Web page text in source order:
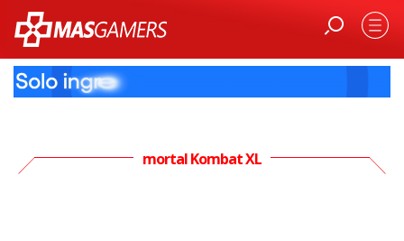
mortal Kombat XL